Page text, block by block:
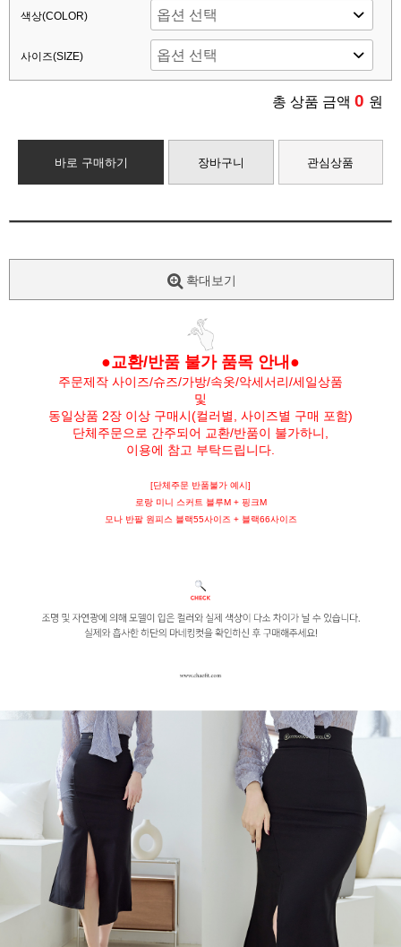
색상(COLOR)
사이즈(SIZE)
총 상품 금액 0 원
바로 구매하기 장바구니 관심상품
확대보기
●교환/반품 불가 품목 안내●
주문제작 사이즈/슈즈/가방/속옷/악세서리/세일상품
및
동일상품 2장 이상 구매시(컬러별, 사이즈별 구매 포함)
단체주문으로 간주되어 교환/반품이 불가하니,
이용에 참고 부탁드립니다.
[단체주문 반품불가 예시]
로랑 미니 스커트 블루M + 핑크M
모나 반팔 원피스 블랙55사이즈 + 블랙66사이즈